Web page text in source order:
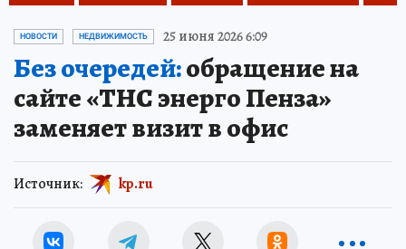
НОВОСТИ НЕДВИЖИМОСТЬ 25 июня 2026 6:09
Без очередей:обращение на
сайте «ТНС энерго Пенза»
заменяет визит в офис
Источник: kp.ru